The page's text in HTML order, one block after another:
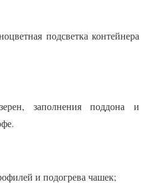
подсветка контейнера
заполнения поддона и
и подогрева чашек;